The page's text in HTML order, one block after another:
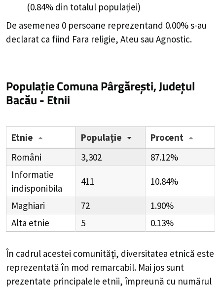
(0.84% din totalul populației)
De asemenea 0 persoane reprezentand 0.00% s-au
declarat ca fiind Fara religie, Ateu sau Agnostic.
Populație Comuna Pârgărești, Județul
Bacău - Etnii
Etnie Populație
Procent
Români
3,302
87.12%
Informatie
indisponibila
411 10.84%
Maghiari 72
1.90%
Alta etnie
5 0.13%
În cadrul acestei comunități, diversitatea etnică este
reprezentată în mod remarcabil. Mai jos sunt
prezentate principalele etnii, împreună cu numărul